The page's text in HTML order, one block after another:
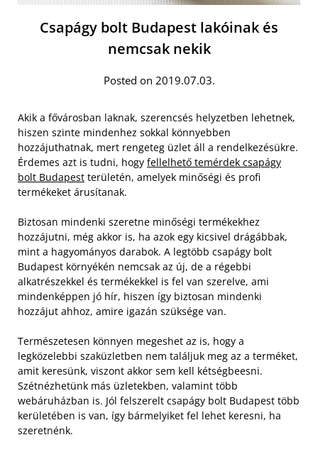
Csapágy bolt Budapest lakóinak és
nemcsak nekik
Posted on 2019.07.03.
Akik a fővárosban laknak, szerencsés helyzetben lehetnek,
hiszen szinte mindenhez sokkal könnyebben
hozzájuthatnak, mert rengeteg üzlet áll a rendelkezésükre.
Érdemes azt is tudni, hogy fellelhető temérdek csapágy
bolt Budapest területén, amelyek minőségi és profi
termékeket árusítanak.
Biztosan mindenki szeretne minőségi termékekhez
hozzájutni, még akkor is, ha azok egy kicsivel drágábbak,
mint a hagyományos darabok. A legtöbb csapágy bolt
Budapest környékén nemcsak az új, de a régebbi
alkatrészekkel és termékekkel is fel van szerelve, ami
mindenképpen jó hír, hiszen így biztosan mindenki
hozzájut ahhoz, amire igazán szüksége van.
Természetesen könnyen megeshet az is, hogy a
legközelebbi szaküzletben nem találjuk meg az a terméket,
amit keresünk, viszont akkor sem kell kétségbeesni.
Szétnézhetünk más üzletekben, valamint több
webáruházban is. Jól felszerelt csapágy bolt Budapest több
kerületében is van, így bármelyiket fel lehet keresni, ha
szeretnénk.